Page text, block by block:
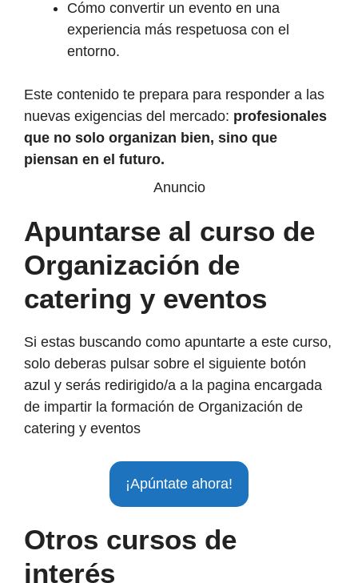
Cómo convertir un evento en una
experiencia más respetuosa con el
entorno.
Este contenido te prepara para responder a las
nuevas exigencias del mercado: profesionales
que no solo organizan bien, sino que
piensan en el futuro.
Anuncio
Apuntarse al curso de
Organización de
catering y eventos
Si estas buscando como apuntarte a este curso,
solo deberas pulsar sobre el siguiente botón
azul y serás redirigido/a a la pagina encargada
de impartir la formación de Organización de
catering y eventos
¡Apúntate ahora!
Otros cursos de
interés